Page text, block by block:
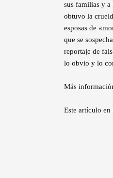
sus familias y a
obtuvo la
esposas de
que se
reportaje de
lo obvio y lo
Más
Este artículo